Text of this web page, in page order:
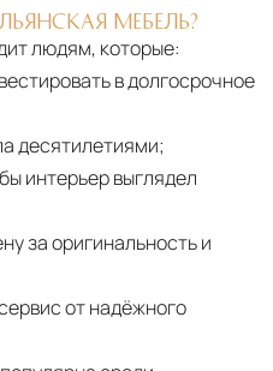
МЕБЕЛЬ?
людям, которые:
в долгосрочное
десятилетиями;
интерьер выглядел
за оригинальность и
от надёжного